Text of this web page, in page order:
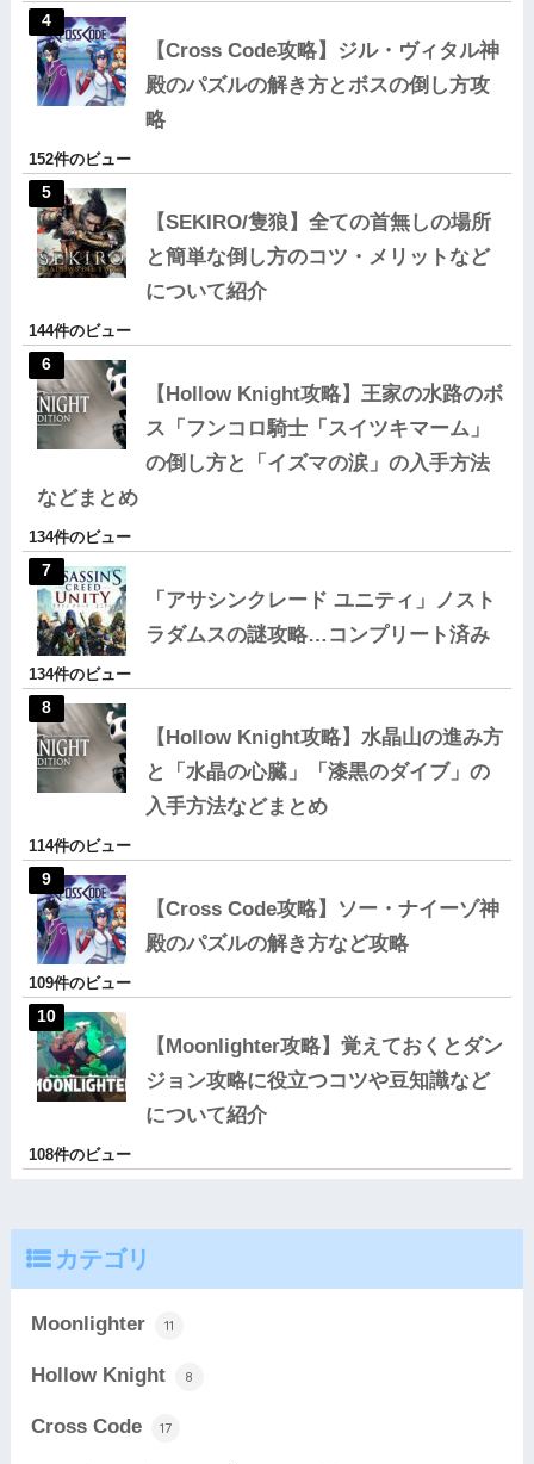
【Cross Code攻略】ジル・ヴィタル神
殿のパズルの解き方とボスの倒し方攻
略
152件のビュー
【SEKIRO/隻狼】全ての首無しの場所
と簡単な倒し方のコツ・メリットなど
について紹介
144件のビュー
【Hollow Knight攻略】王家の水路のボ
ス「フンコロ騎士「スイツキマーム」
の倒し方と「イズマの涙」の入手方法
などまとめ
134件のビュー
「アサシンクレード ユニティ」ノスト
ラダムスの謎攻略…コンプリート済み
134件のビュー
【Hollow Knight攻略】水晶山の進み方
と「水晶の心臓」「漆黒のダイブ」の
入手方法などまとめ
114件のビュー
【Cross Code攻略】ソー・ナイーゾ神
殿のパズルの解き方など攻略
109件のビュー
【Moonlighter攻略】覚えておくとダン
ジョン攻略に役立つコツや豆知識など
について紹介
108件のビュー
カテゴリ
Moonlighter 11
Hollow Knight 8
Cross Code 17